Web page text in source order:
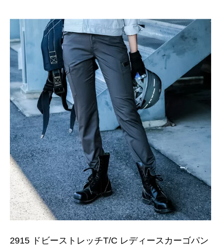
2915 ドビーストレッチT/C レディースカーゴパン